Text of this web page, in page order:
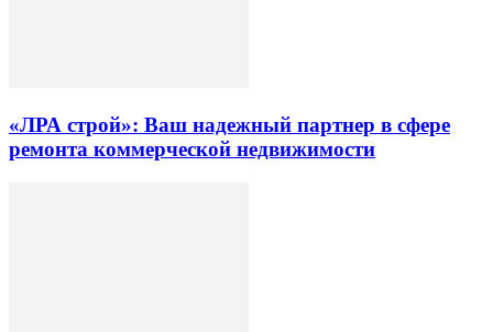
«ЛРА строй»: Ваш надежный партнер в сфере
ремонта коммерческой недвижимости